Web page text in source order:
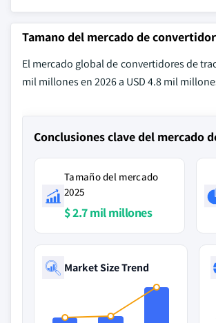
Tamano del mercado de
El mercado global de convertidores de
mil millones en 2026 a USD 4.8 mil
Conclusiones clave del mercado
Tamaño del mercado
2025
$ 2.7 mil millones
Market Size Trend